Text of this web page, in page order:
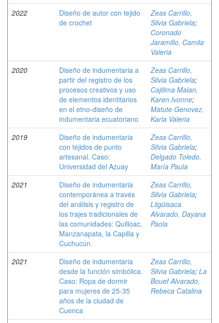
2022
Diseño de autor con tejido
de crochet
Zeas Carrillo,
Silvia Gabriela;
Coronado
Jaramillo, Camila
Valeria
2020
Diseño de indumentaria a
partir del registro de los
procesos creativos y uso
de elementos identitarios
en el etno-diseño de
indumentaria ecuatoriano
Zeas Carrillo,
Silvia Gabriela;
Cajilima Malan,
Karen Ivonne;
Matute Genovez,
Karla Valeria
2019
Diseño de indumentaria
con tejidos de punto
artesanal. Caso:
Universidad del Azuay
Zeas Carrillo,
Silvia Gabriela;
Delgado Toledo,
María Paula
2021
Diseño de indumentaria
contemporánea a través
del análisis y registro de
los trajes tradicionales de
las comunidades: Quilloac,
Manzanapata, la Capilla y
Cuchucún.
Zeas Carrillo,
Silvia Gabriela;
Lligüisaca
Alvarado, Dayana
Paola
2021
Diseño de indumentaria
desde la función simbólica.
Caso: Ropa de dormir
para mujeres de 25-35
años de la ciudad de
Cuenca
Zeas Carrillo,
Silvia Gabriela; La
Bouef Alvarado,
Rebeca Catalina